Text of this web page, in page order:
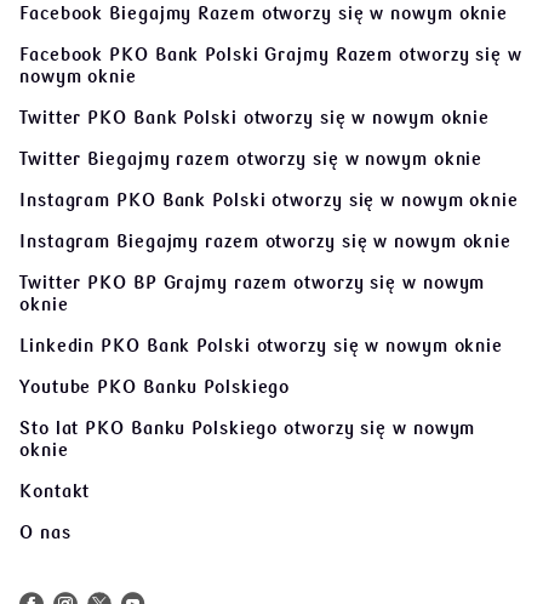
Facebook Biegajmy Razem otworzy się w nowym oknie
Facebook PKO Bank Polski Grajmy Razemotworzy się w
nowym oknie
Twitter PKO Bank Polski otworzy się w nowym oknie
Twitter Biegajmy razem otworzy się w nowym oknie
Instagram PKO Bank Polski otworzy się w nowym oknie
Instagram Biegajmy razem otworzy się w nowym oknie
Twitter PKO BP Grajmy razem otworzy się w nowym
oknie
Linkedin PKO Bank Polski otworzy się w nowym oknie
Youtube PKO Banku Polskiego
Sto lat PKO Banku Polskiego otworzy się w nowym
oknie
Kontakt
O nas